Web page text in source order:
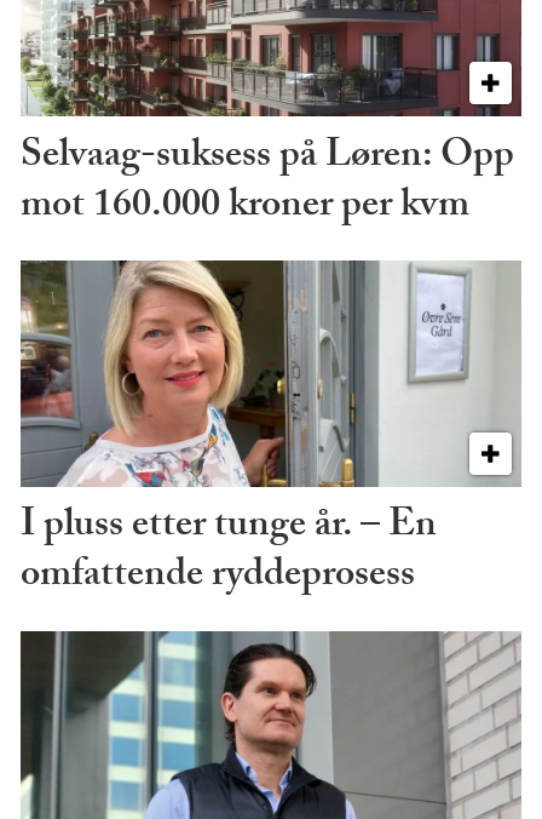
Selvaag-suksess på Løren: Opp
mot 160.000 kroner per kvm
I pluss etter tunge år. – En
omfattende ryddeprosess